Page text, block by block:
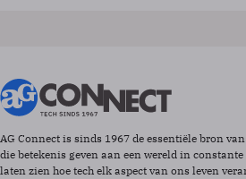
AG Connect is sinds 1967 de essentiële bron
die betekenis geven aan een wereld in
laten zien hoe tech elk aspect van ons leven